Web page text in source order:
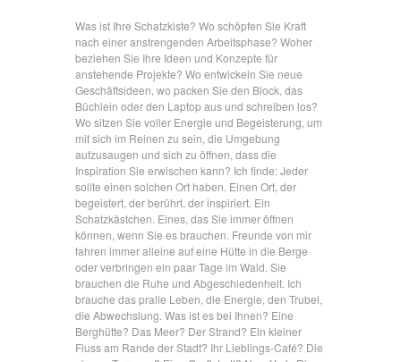
Was ist Ihre Schatzkiste? Wo schöpfen Sie Kraft
nach einer anstrengenden Arbeitsphase? Woher
beziehen Sie Ihre Ideen und Konzepte für
anstehende Projekte? Wo entwickeln Sie neue
Geschäftsideen, wo packen Sie den Block, das
Büchlein oder den Laptop aus und schreiben los?
Wo sitzen Sie voller Energie und Begeisterung, um
mit sich im Reinen zu sein, die Umgebung
aufzusaugen und sich zu öffnen, dass die
Inspiration Sie erwischen kann? Ich finde: Jeder
sollte einen solchen Ort haben. Einen Ort, der
begeistert, der berührt, der inspiriert. Ein
Schatzkästchen. Eines, das Sie immer öffnen
können, wenn Sie es brauchen. Freunde von mir
fahren immer alleine auf eine Hütte in die Berge
oder verbringen ein paar Tage im Wald. Sie
brauchen die Ruhe und Abgeschiedenheit. Ich
brauche das pralle Leben, die Energie, den Trubel,
die Abwechslung. Was ist es bei Ihnen? Eine
Berghütte? Das Meer? Der Strand? Ein kleiner
Fluss am Rande der Stadt? Ihr Lieblings-Café? Die